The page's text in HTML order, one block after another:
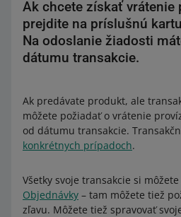
Ak chcete získať vrátenie
prejdite na príslušnú
Na odoslanie žiadosti
dátumu transakcie.
Ak predávate produkt, ale
môžete požiadať o vrátenie
od dátumu transakcie.
konkrétnych prípadoch.
Všetky svoje transakcie si
Objednávky – tam môžete tiež
zľavu. Môžete tiež spravovať